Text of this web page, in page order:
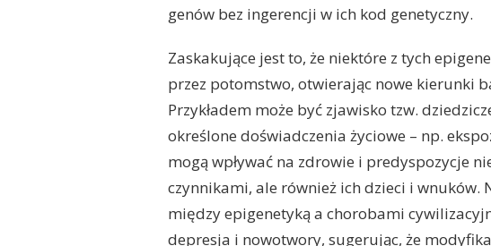
genów bez ingerencji w ich kod genetyczny.
Zaskakujące jest to, że niektóre z tych
przez potomstwo, otwierając nowe kierunki
Przykładem może być zjawisko tzw.
określone doświadczenia życiowe – np.
mogą wpływać na zdrowie i predyspozycje
czynnikami, ale również ich dzieci i wnuków.
między epigenetyką a chorobami
depresja i nowotwory, sugerując, że